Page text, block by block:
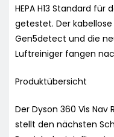
HEPA H13 Standard
getestet. Der
Gen5detect und die
Luftreiniger fangen
Produktübersicht
Der Dyson 360 Vis
stellt den nächsten